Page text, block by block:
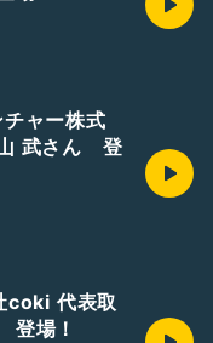
チャー株式
武さん 登
coki 代表取
登場！